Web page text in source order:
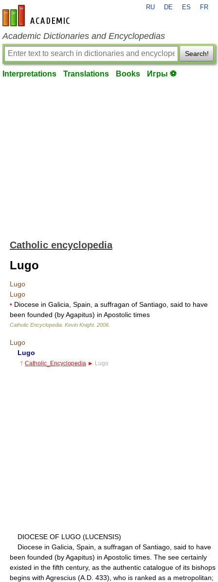
en-academic.com
RU DE ES FR
Academic Dictionaries and Encyclopedias
Search!
Interpretations Translations Books Игры ⚽
Catholic encyclopedia
Lugo
Lugo
Lugo
• Diocese in Galicia, Spain, a suffragan of Santiago, said to have
been founded (by Agapitus) in Apostolic times
Catholic Encyclopedia Kevin Knight. 2006
Lugo
Lugo
† Catholic_Encyclopedia ► Lugo
DIOCESE OF LUGO (LUCENSIS)
Diocese in Galicia, Spain, a suffragan of Santiago, said to have
been founded (by Agapitus) in Apostolic times. The see certainly
existed in the fifth century, as the authentic catalogue of its bishops
begins with Agrescius (A.D. 433), who is ranked as a metropolitan;